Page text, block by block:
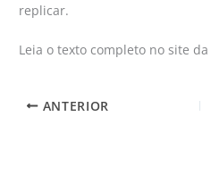
replicar.
Leia o texto completo no site da
ANTERIOR